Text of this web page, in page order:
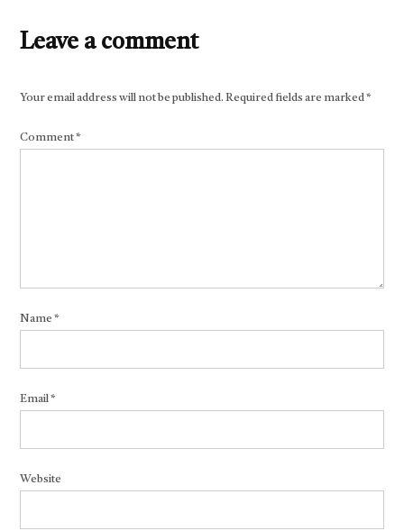
Leave a comment
Your email address will not be published. Required fields are marked*
Comment*
Name*
Email*
Website